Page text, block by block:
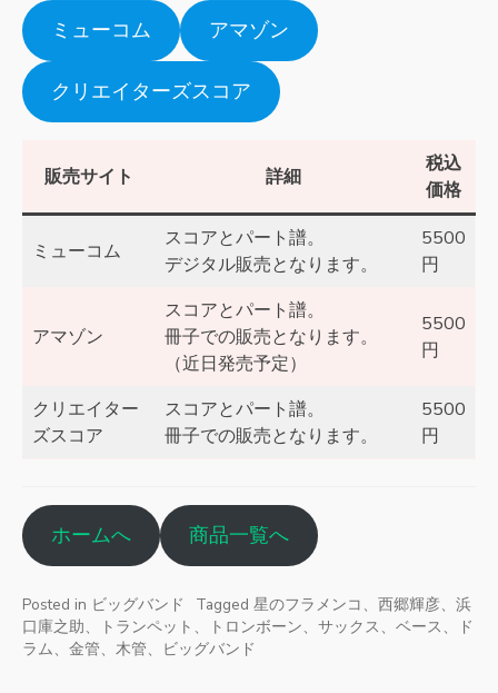
ミューコム アマゾン
クリエイターズスコア
販売サイト 詳細
税込
価格
ミューコム
スコアとパート譜。
デジタル販売となります。
5500
円
アマゾン
スコアとパート譜。
冊子での販売となります。
（近日発売予定）
5500
円
クリエイター
ズスコア
スコアとパート譜。
冊子での販売となります。
5500
円
ホームへ 商品一覧へ
Posted in ビッグバンド Tagged 星のフラメンコ、西郷輝彦、浜
口庫之助、トランペット、トロンボーン、サックス、ベース、ド
ラム、金管、木管、ビッグバンド